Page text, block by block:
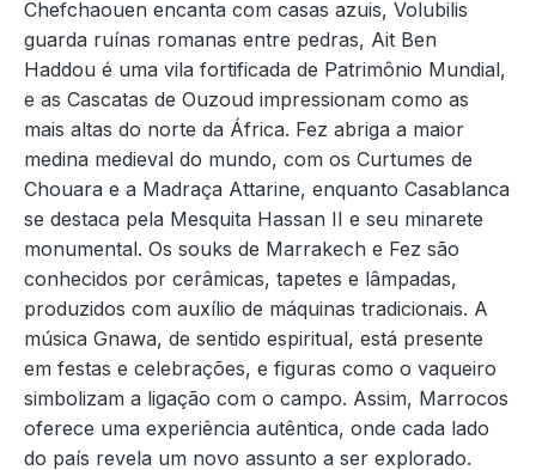
Chefchaouen encanta com casas azuis, Volubilis
guarda ruínas romanas entre pedras, Ait Ben
Haddou é uma vila fortificada de Patrimônio Mundial,
e as Cascatas de Ouzoud impressionam como as
mais altas do norte da África. Fez abriga a maior
medina medieval do mundo, com os Curtumes de
Chouara e a Madraça Attarine, enquanto Casablanca
se destaca pela Mesquita Hassan II e seu minarete
monumental. Os souks de Marrakech e Fez são
conhecidos por cerâmicas, tapetes e lâmpadas,
produzidos com auxílio de máquinas tradicionais. A
música Gnawa, de sentido espiritual, está presente
em festas e celebrações, e figuras como o vaqueiro
simbolizam a ligação com o campo. Assim, Marrocos
oferece uma experiência autêntica, onde cada lado
do país revela um novo assunto a ser explorado.